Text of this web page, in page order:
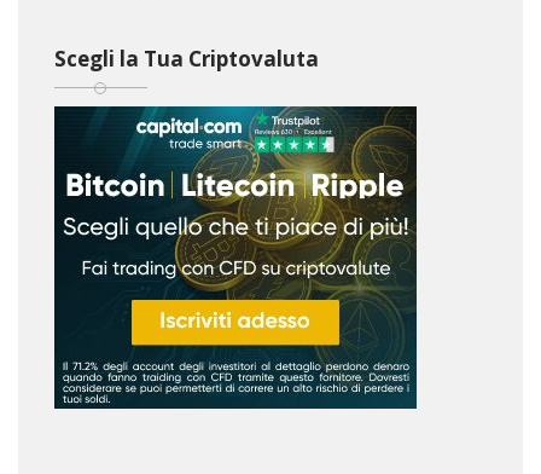
Scegli la Tua Criptovaluta